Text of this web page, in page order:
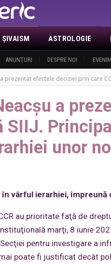
ANUNŢURI DESPRE NOI
ŞIVAISM ASTROLOGIE
prezentat efectele deciziei prin care
a
SIIJ.
unor
vârful ierarhiei, împreună
au prioritate faţă de
marţi, 8 iunie
pentru investigare a
poate fi justificat decât